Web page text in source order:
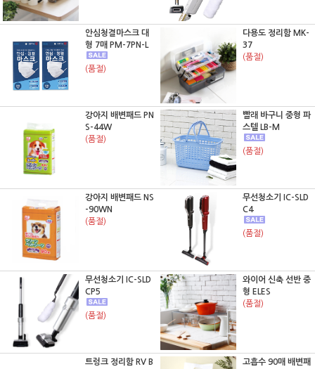
안심청결마스크 대
형 7매 PM-7PN-L
(품절)
다용도 정리함 MK-
37
(품절)
강아지 배변패드 PN
S-44W
(품절)
빨래 바구니 중형 파
스텔 LB-M
(품절)
강아지 배변패드 NS
-90WN
(품절)
무선청소기 IC-SLD
C4
(품절)
무선청소기 IC-SLD
CP5
(품절)
와이어 신축 선반 중
형 ELES
(품절)
트렁크 정리함 RV B
고흡수 90매 배변패